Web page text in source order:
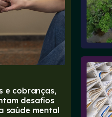
e cobranças,
desafios
saúde mental